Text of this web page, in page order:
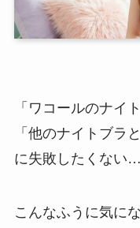
「ワコールのナイ
「他のナイトブラ
に失敗したくない…
こんなふうに気に